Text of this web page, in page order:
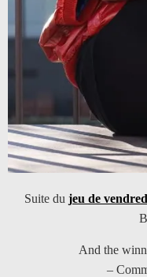
Suite du jeu de
And the
–